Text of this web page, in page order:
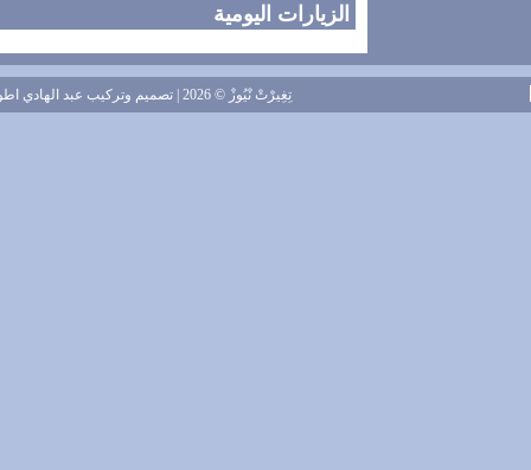
الزيارات اليومية
تِغِيرْتْ نْيُوزْ© 2026 | تصميم وتركيب عبد الهادي اطويل